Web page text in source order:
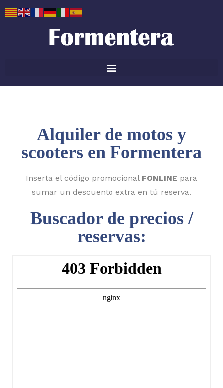
Alquiler de motos y
scooters en Formentera
Inserta el código promocional FONLINE para
sumar un descuento extra en tú reserva.
Buscador de precios /
reservas: